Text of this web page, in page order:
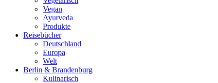
Vegan
Ayurveda
Produkte
Reisebücher
Deutschland
Europa
Welt
Berlin & Brandenburg
Kulinarisch